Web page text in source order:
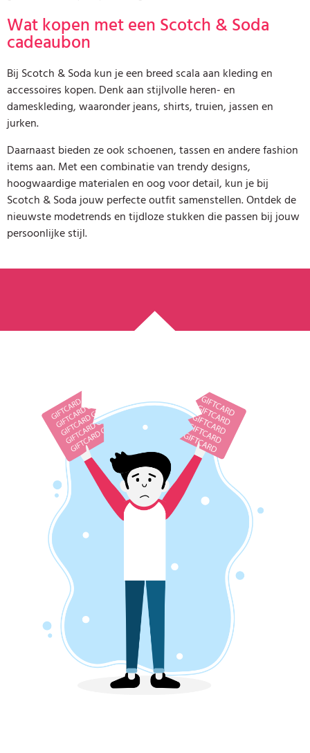
Wat kopen met een Scotch & Soda
cadeaubon
Bij Scotch & Soda kun je een breed scala aan kleding en
accessoires kopen. Denk aan stijlvolle heren- en
dameskleding, waaronder jeans, shirts, truien, jassen en
jurken.
Daarnaast bieden ze ook schoenen, tassen en andere fashion
items aan. Met een combinatie van trendy designs,
hoogwaardige materialen en oog voor detail, kun je bij
Scotch & Soda jouw perfecte outfit samenstellen. Ontdek de
nieuwste modetrends en tijdloze stukken die passen bij jouw
persoonlijke stijl.